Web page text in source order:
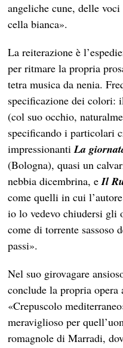
angeliche cune, delle
cella bianca».
La reiterazione è
per ritmare la propria
tetra musica da nenia.
specificazione dei colori:
(col suo occhio,
specificando i particolari
impressionantiLa
(Bologna), quasi un
nebbia dicembrina, eIl
come quelli in cui
io lo vedevo chiudersi gli
come di torrente sassoso
passi».
Nel suo girovagare
conclude la propria
«Crepuscolo
meraviglioso per
romagnole di Marradi,